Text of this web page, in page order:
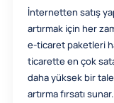
İnternetten satış
artırmak için her
e-ticaret paketleri
ticarette en çok
daha yüksek bir
artırma fırsatı